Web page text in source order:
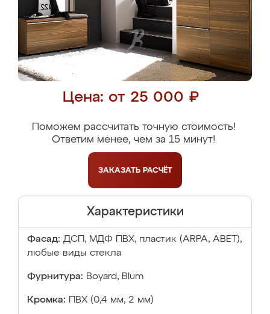
Цена: от 25 000 ₽
Поможем рассчитать точную стоимость!
Ответим менее, чем за 15 минут!
ЗАКАЗАТЬ РАСЧЁТ
Характеристики
Фасад: ДСП, МДФ ПВХ, пластик (ARPA, ABET),
любые виды стекла
Фурнитура: Boyard, Blum
Кромка: ПВХ (0,4 мм, 2 мм)